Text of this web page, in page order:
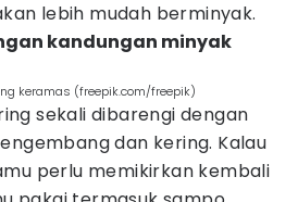
lebih mudah berminyak.
kandungan minyak
keramas (freepik.com/freepik)
sekali dibarengi dengan
dan kering. Kalau
perlu memikirkan kembali